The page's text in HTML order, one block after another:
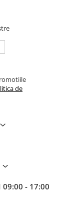
de
09:00 - 17:00